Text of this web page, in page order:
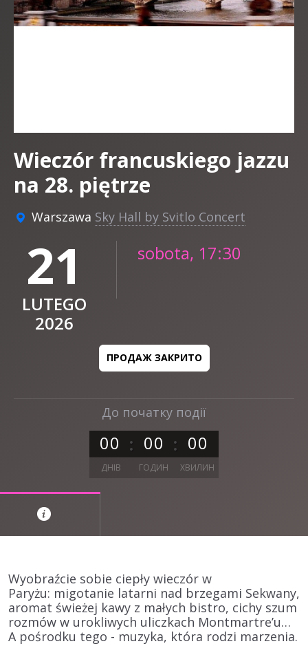
До початку події
00 00 00
ДНІВ ГОДИН ХВИЛИН
Wieczór francuskiego jazzu
na 28. piętrze
Warszawa Sky Hall by Svitlo Concert
21
LUTEGO
2026
sobota, 17:30
ПРОДАЖ ЗАКРИТО
Wyobraźcie sobie ciepły wieczór w
Paryżu: migotanie latarni nad brzegami Sekwany,
aromat świeżej kawy z małych bistro, cichy szum
rozmów w urokliwych uliczkach Montmartre’u…
A pośrodku tego - muzyka, która rodzi marzenia.